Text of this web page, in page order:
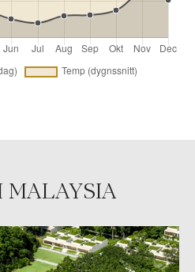
MALAYSIA